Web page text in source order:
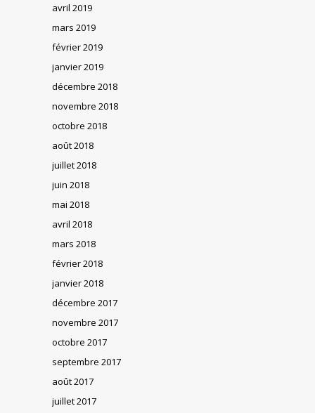
avril 2019
mars 2019
février 2019
janvier 2019
décembre 2018
novembre 2018
octobre 2018
août 2018
juillet 2018
juin 2018
mai 2018
avril 2018
mars 2018
février 2018
janvier 2018
décembre 2017
novembre 2017
octobre 2017
septembre 2017
août 2017
juillet 2017